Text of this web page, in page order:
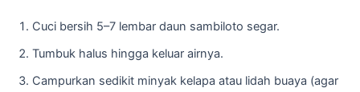
Cuci bersih 5–7 lembar daun sambiloto segar.
Tumbuk halus hingga keluar airnya.
Campurkan sedikit minyak kelapa atau lidah buaya (agar